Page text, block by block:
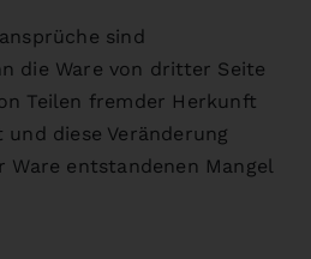
sind
die Ware von dritter Seite
Teilen fremder Herkunft
diese Veränderung
Ware entstandenen Mangel